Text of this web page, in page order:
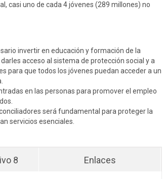
casi uno de cada 4 jóvenes (289 millones) no
invertir en educación y formación de la
acceso al sistema de protección social y a
para que todos los jóvenes puedan acceder a un
en las personas para promover el empleo
será fundamental para proteger la
servicios esenciales.
8 Enlaces